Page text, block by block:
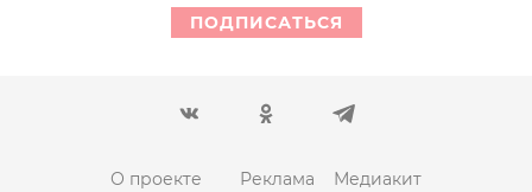
ПОДПИСАТЬСЯ
О проекте Реклама
Медиакит